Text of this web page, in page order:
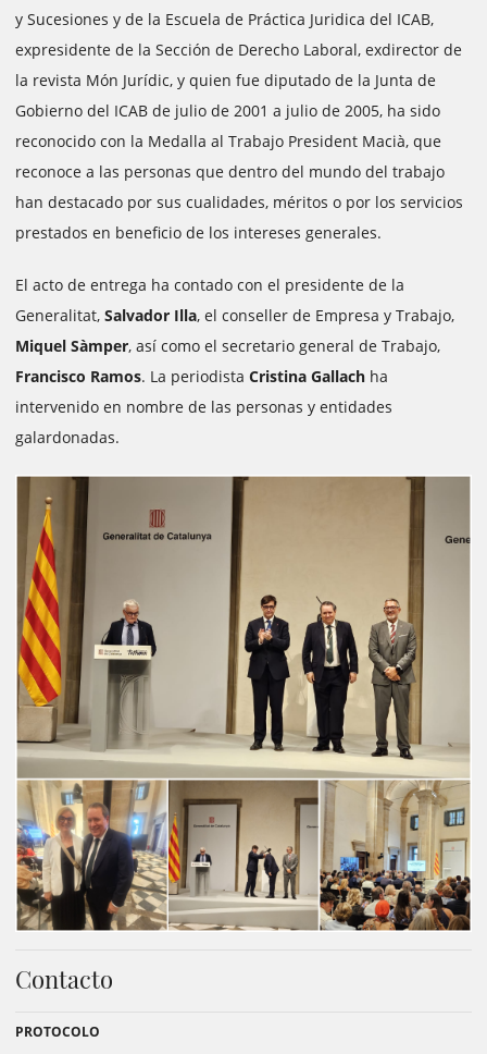
y Sucesiones y de la Escuela de Práctica Juridica del ICAB,
expresidente de la Sección de Derecho Laboral, exdirector de
la revista Món Jurídic, y quien fue diputado de la Junta de
Gobierno del ICAB de julio de 2001 a julio de 2005, ha sido
reconocido con la Medalla al Trabajo President Macià, que
reconoce a las personas que dentro del mundo del trabajo
han destacado por sus cualidades, méritos o por los servicios
prestados en beneficio de los intereses generales.
El acto de entrega ha contado con el presidente de la
Generalitat, Salvador Illa, el conseller de Empresa y Trabajo,
Miquel Sàmper, así como el secretario general de Trabajo,
Francisco Ramos. La periodista Cristina Gallach ha
intervenido en nombre de las personas y entidades
galardonadas.
Contacto
PROTOCOLO